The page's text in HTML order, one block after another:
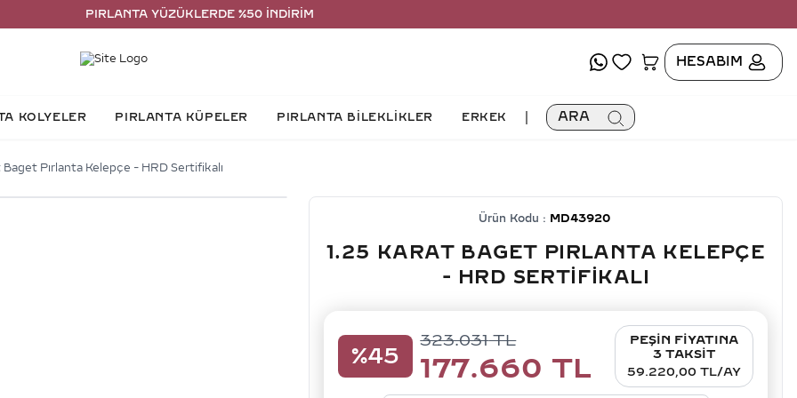
PIRLANTA YÜZÜKLERDE %50 İNDİRİM
HESABIM
KOLYELER PIRLANTA KÜPELER PIRLANTA BİLEKLİKLER ERKEK ARA
Baget Pırlanta Kelepçe - HRD Sertifikalı
Ürün Kodu : MD43920
1.25 KARAT BAGET PIRLANTA KELEPÇE
- HRD SERTIFIKALI
%45
323.031TL
177.660 TL
PEŞİN FİYATINA
3 TAKSİT
59.220,00 TL/AY